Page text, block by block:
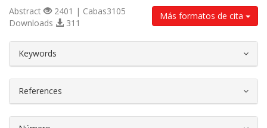
Más formatos de cita
Abstract
2401 | Cabas3105
Downloads
311
Keywords
References